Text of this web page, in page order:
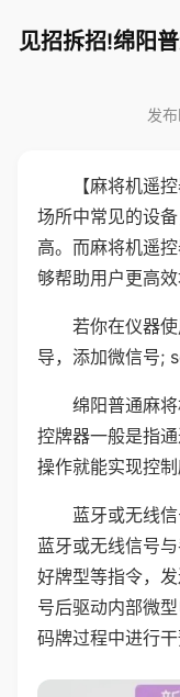
见招拆招!绵阳
发
【麻将机遥
场所中常见的设
高。而麻将机遥
够帮助用户更高效
若你在仪器
导，添加微信号;
绵阳普通麻
控牌器一般是指
操作就能实现控
蓝牙或无线
蓝牙或无线信号
好牌型等指令，
号后驱动内部微
码牌过程中进行干